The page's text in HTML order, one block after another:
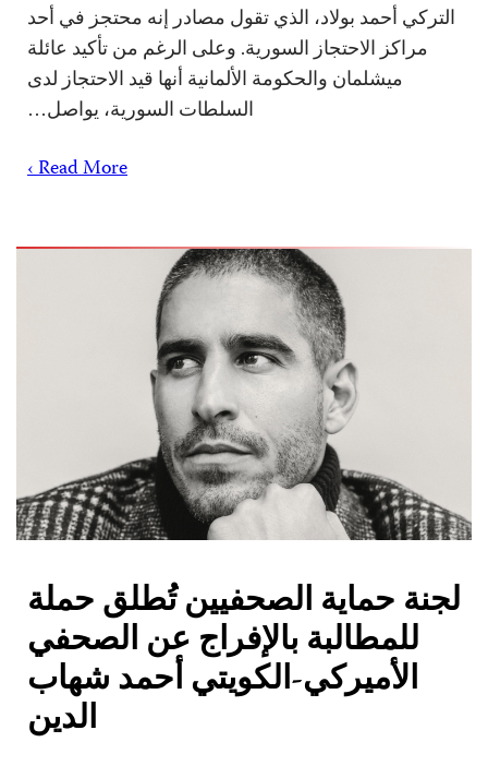
التركي أحمد بولاد، الذي تقول مصادر إنه محتجز في أحد
مراكز الاحتجاز السورية. وعلى الرغم من تأكيد عائلة
ميشلمان والحكومة الألمانية أنها قيد الاحتجاز لدى
السلطات السورية، يواصل…
Read More ›
لجنة حماية الصحفيين تُطلق حملة
للمطالبة بالإفراج عن الصحفي
الأميركي-الكويتي أحمد شهاب
الدين